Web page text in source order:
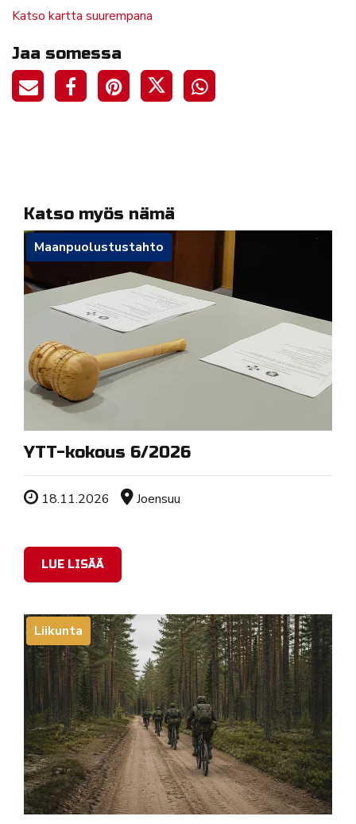
Katso kartta suurempana
Jaa somessa
Katso myös nämä
Maanpuolustustahto
YTT-kokous 6/2026
Tapahtuman ajankohta
18.11.2026 Sijainti
Joensuu
LUE LISÄÄ
Liikunta